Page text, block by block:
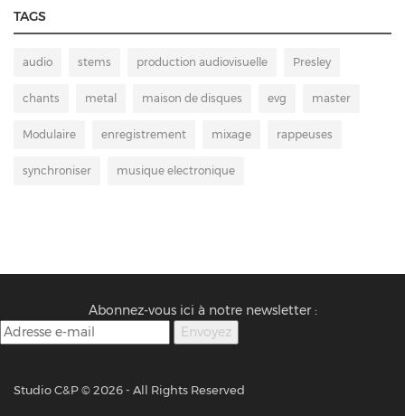
TAGS
audio stems production audiovisuelle Presley
chants metal maison de disques evg master
Modulaire enregistrement mixage rappeuses
synchroniser musique electronique
Abonnez-vous ici à notre newsletter :
Studio C&P ©2026 - All Rights Reserved